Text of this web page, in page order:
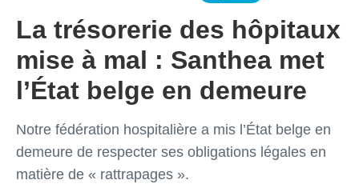
La trésorerie des hôpitaux
mise à mal : Santhea met
l’État belge en demeure
Notre fédération hospitalière a mis l’État belge en
demeure de respecter ses obligations légales en
matière de « rattrapages ».